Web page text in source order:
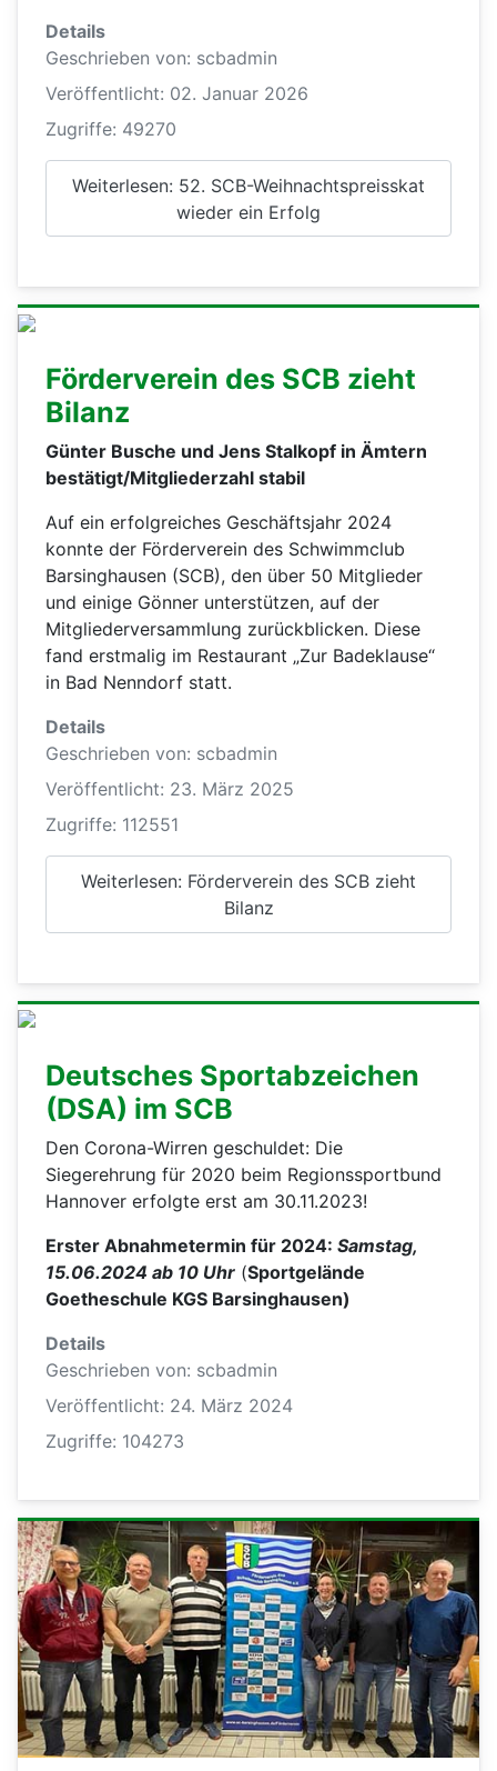
Details
Geschrieben von: scbadmin
Veröffentlicht: 02. Januar 2026
Zugriffe: 49270
Weiterlesen: 52. SCB-Weihnachtspreisskat
wieder ein Erfolg
Förderverein des SCB zieht
Bilanz
Günter Busche und Jens Stalkopf in Ämtern
bestätigt/Mitgliederzahl stabil
Auf ein erfolgreiches Geschäftsjahr 2024
konnte der Förderverein des Schwimmclub
Barsinghausen (SCB), den über 50 Mitglieder
und einige Gönner unterstützen, auf der
Mitgliederversammlung zurückblicken. Diese
fand erstmalig im Restaurant „Zur Badeklause“
in Bad Nenndorf statt.
Details
Geschrieben von: scbadmin
Veröffentlicht: 23. März 2025
Zugriffe: 112551
Weiterlesen: Förderverein des SCB zieht
Bilanz
Deutsches Sportabzeichen
(DSA) im SCB
Den Corona-Wirren geschuldet: Die
Siegerehrung für 2020 beim Regionssportbund
Hannover erfolgte erst am 30.11.2023!
Erster Abnahmetermin für 2024: Samstag,
15.06.2024 ab 10 Uhr (Sportgelände
Goetheschule KGS Barsinghausen)
Details
Geschrieben von: scbadmin
Veröffentlicht: 24. März 2024
Zugriffe: 104273